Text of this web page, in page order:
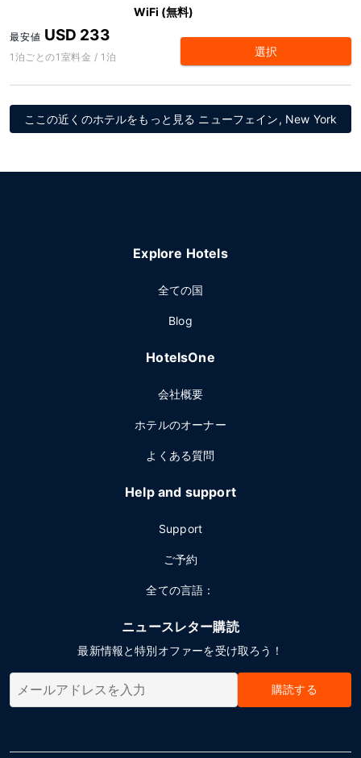
WiFi (無料)
最安値 USD 233
1泊ごとの1室料金 / 1泊 選択
ここの近くのホテルをもっと見る ニューフェイン, New York
Explore Hotels
全ての国
Blog
HotelsOne
会社概要
ホテルのオーナー
よくある質問
Help and support
Support
ご予約
全ての言語：
ニュースレター購読
最新情報と特別オファーを受け取ろう！
購読する